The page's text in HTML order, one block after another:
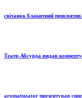
світанок блакитний
Театр Абсурда видав
aromatuzator презентував